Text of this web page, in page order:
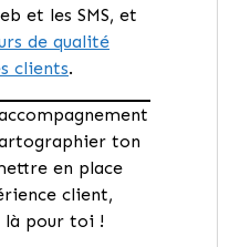
et les SMS, et
de qualité
clients.
ton
en place
client,
là pour toi !